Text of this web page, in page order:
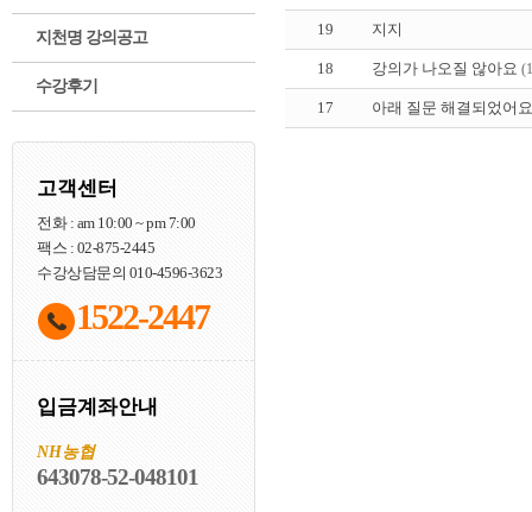
지천명 강의공고
수강후기
고객센터
전화 : am 10:00 ~ pm 7:00
팩스 : 02-875-2445
수강상담문의 010-4596-3623
1522-2447
입금계좌안내
NH농협
643078-52-048101
19 지지
18 강의가 나오질 않아요
17 아래 질문 해결되었어